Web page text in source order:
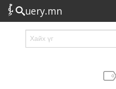
uery.mn
Сонирхолтой